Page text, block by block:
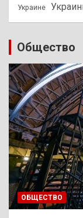
Украине
Общество
ОБЩЕСТВО